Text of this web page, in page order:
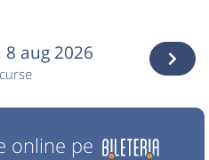
8 aug 2026
online pe